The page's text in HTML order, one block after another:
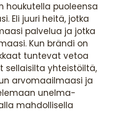
houkutella puoleensa
Eli juuri heitä, jotka
palvelua ja jotka
Kun brändi on
tuntevat vetoa
sellaisilta yhteistöiltä,
arvomaailmaasi ja
unelma-
mahdollisella